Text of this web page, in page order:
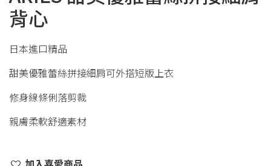
背心
日本進口精品
甜美優雅蕾絲拼接細肩可外搭短版上衣
修身線條俐落剪裁
親膚柔軟舒適素材